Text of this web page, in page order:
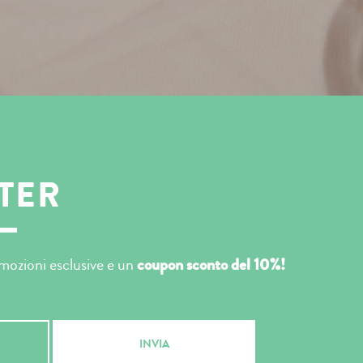
esclusive e uncoupon sconto del 10%!
INVIA